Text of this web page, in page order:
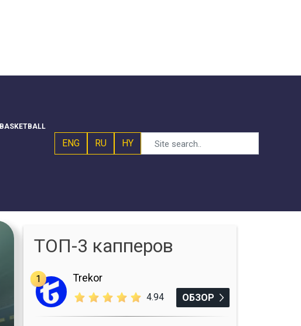
BASKETBALL
ENG RU HY
ТОП-3 капперов
1 Trekor
4.94 ОБЗОР